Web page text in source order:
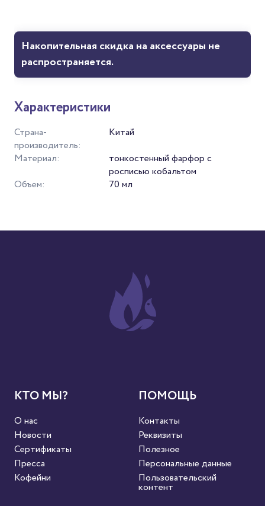
Накопительная скидка на аксессуары не
распространяется.
Характеристики
Страна-
производитель:
Китай
Материал:
тонкостенный фарфор с
росписью кобальтом
Объем:
70 мл
КТО МЫ?
О нас
Новости
Сертификаты
Пресса
Кофейни
ПОМОЩЬ
Контакты
Реквизиты
Полезное
Персональные данные
Пользовательский
контент